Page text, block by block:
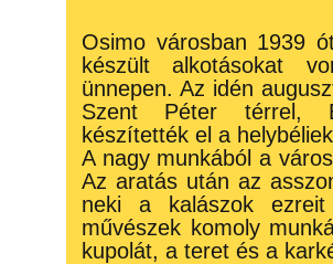
Osimo városban 1939
készült alkotásokat
ünnepen. Az idén
Szent Péter térrel,
készítették el a
A nagy munkából a
Az aratás után az
neki a kalászok
művészek komoly
kupolát, a teret és a